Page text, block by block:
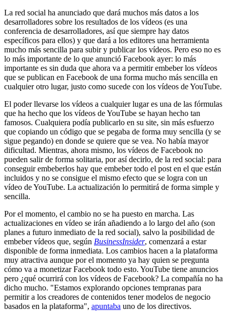
La red social ha anunciado que dará muchos más datos a los
desarrolladores sobre los resultados de los vídeos (es una
conferencia de desarrolladores, así que siempre hay datos
específicos para ellos) y que dará a los editores una herramienta
mucho más sencilla para subir y publicar los vídeos. Pero eso no es
lo más importante de lo que anunció Facebook ayer: lo más
importante es sin duda que ahora va a permitir embeber los vídeos
que se publican en Facebook de una forma mucho más sencilla en
cualquier otro lugar, justo como sucede con los vídeos de YouTube.
El poder llevarse los vídeos a cualquier lugar es una de las fórmulas
que ha hecho que los vídeos de YouTube se hayan hecho tan
famosos. Cualquiera podía publicarlo en su site, sin más esfuerzo
que copiando un código que se pegaba de forma muy sencilla (y se
sigue pegando) en donde se quiere que se vea. No había mayor
dificultad. Mientras, ahora mismo, los vídeos de Facebook no
pueden salir de forma solitaria, por así decirlo, de la red social: para
conseguir embeberlos hay que embeber todo el post en el que están
incluidos y no se consigue el mismo efecto que se logra con un
vídeo de YouTube. La actualización lo permitirá de forma simple y
sencilla.
Por el momento, el cambio no se ha puesto en marcha. Las
actualizaciones en vídeo se irán añadiendo a lo largo del año (son
planes a futuro inmediato de la red social), salvo la posibilidad de
embeber vídeos que, según BusinessInsider, comenzará a estar
disponible de forma inmediata. Los cambios hacen a la plataforma
muy atractiva aunque por el momento ya hay quien se pregunta
cómo va a monetizar Facebook todo esto. YouTube tiene anuncios
pero ¿qué ocurrirá con los vídeos de Facebook? La compañía no ha
dicho mucho. "Estamos explorando opciones tempranas para
permitir a los creadores de contenidos tener modelos de negocio
basados en la plataforma", apuntaba uno de los directivos.